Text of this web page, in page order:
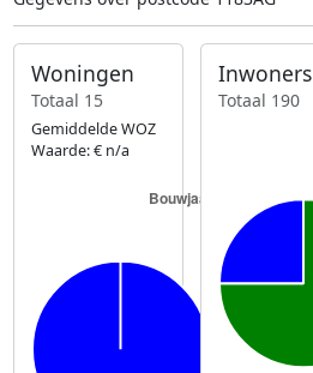
Woningen
Totaal 15
Gemiddelde WOZ
Waarde: € n/a
Inwoners
Totaal 190